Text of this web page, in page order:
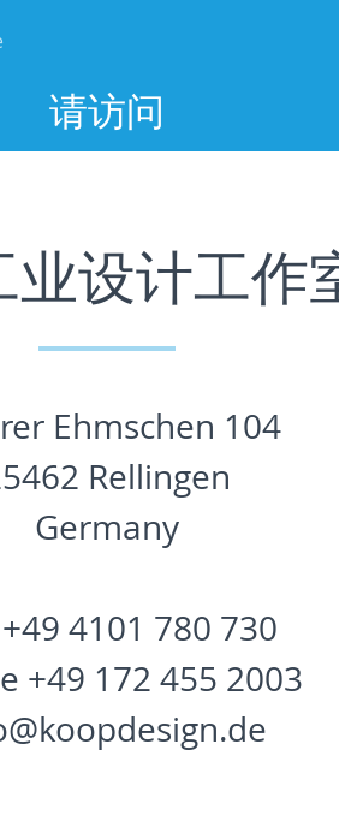
请访问
业设计工作
Ehmschen 104
Rellingen
Germany
4101 780 730
+49 172 455 2003